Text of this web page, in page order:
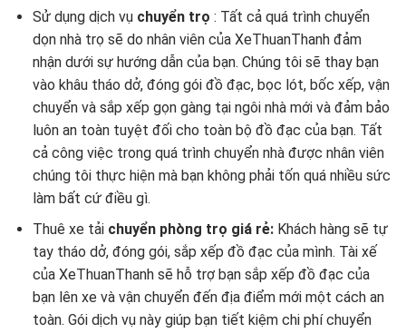
Sử dụng dịch vụ chuyển trọ : Tất cả quá trình chuyển
dọn nhà trọ sẽ do nhân viên của XeThuanThanh đảm
nhận dưới sự hướng dẫn của bạn. Chúng tôi sẽ thay bạn
vào khâu tháo dở, đóng gói đồ đạc, bọc lót, bốc xếp, vận
chuyển và sắp xếp gọn gàng tại ngôi nhà mới và đảm bảo
luôn an toàn tuyệt đối cho toàn bộ đồ đạc của bạn. Tất
cả công việc trong quá trình chuyển nhà được nhân viên
chúng tôi thực hiện mà bạn không phải tốn quá nhiều sức
làm bất cứ điều gì.
Thuê xe tải chuyển phòng trọ giá rẻ:Khách hàng sẽ tự
tay tháo dở, đóng gói, sắp xếp đồ đạc của mình. Tài xế
của XeThuanThanh sẽ hỗ trợ bạn sắp xếp đồ đạc của
bạn lên xe và vận chuyển đến địa điểm mới một cách an
toàn. Gói dịch vụ này giúp bạn tiết kiệm chi phí chuyển